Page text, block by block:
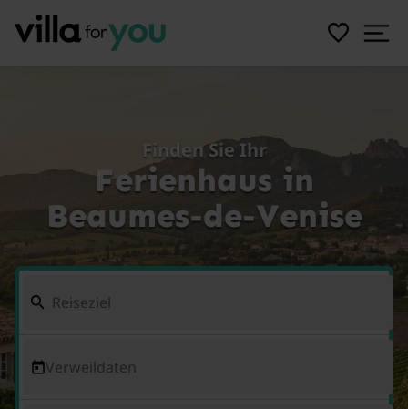
Finden Sie Ihr
Ferienhaus in
Beaumes-de-Venise
Verweildaten